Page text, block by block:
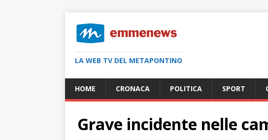
LA WEB TV DEL METAPONTINO
HOME CRONACA POLITICA SPORT
Grave incidente nelle